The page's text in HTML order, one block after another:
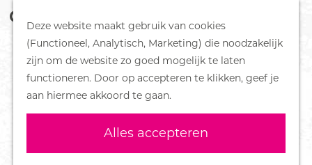
Deze website maakt gebruik van cookies
(Functioneel, Analytisch, Marketing) die noodzakelijk
zijn om de website zo goed mogelijk te laten
functioneren. Door op accepteren te klikken, geef je
aan hiermee akkoord te gaan.
Alles accepteren
o
e
k
e
n
M
e
n
u
DORPEN
Bennekom
De Klomp
Deelen
Ederveen
Harskamp